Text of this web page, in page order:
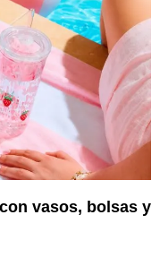
vasos, bolsas y